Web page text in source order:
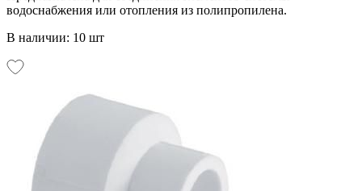
водоснабжения или отопления из полипропилена.
В наличии: 10 шт